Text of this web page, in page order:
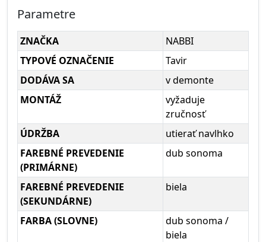
Parametre
ZNAČKA
NABBI
TYPOVÉ OZNAČENIE
Tavir
DODÁVA SA
v demonte
MONTÁŽ
vyžaduje
zručnosť
ÚDRŽBA
utierať navlhko
FAREBNÉ PREVEDENIE
(PRIMÁRNE)
dub sonoma
FAREBNÉ PREVEDENIE
(SEKUNDÁRNE)
biela
FARBA (SLOVNE)
dub sonoma /
biela